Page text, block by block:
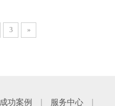
3 »
成功案例 服务中心